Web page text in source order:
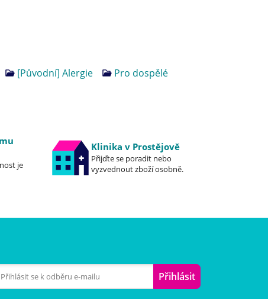
[Původní] Alergie
Pro dospělé
je
Klinika v Prostějově
Přijďte se poradit nebo
vyzvednout zboží osobně.
Přihlásit